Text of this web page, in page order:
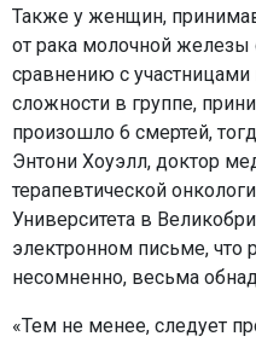
Также у женщин,
от рака молочной железы
сравнению с
сложности в группе,
произошло 6 смертей,
Энтони Хоуэлл, доктор
терапевтической
Университета в
электронном письме, что
несомненно, весьма
«Тем не менее, следует